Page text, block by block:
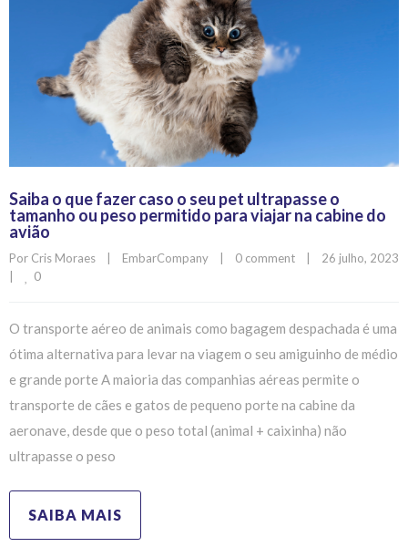
Saiba o que fazer caso o seu pet ultrapasse o
tamanho ou peso permitido para viajar na cabine do
avião
Por Cris Moraes | EmbarCompany | 0 comment |
|
0
O transporte aéreo de animais como bagagem despachada é uma
ótima alternativa para levar na viagem o seu amiguinho de médio
e grande porte A maioria das companhias aéreas permite o
transporte de cães e gatos de pequeno porte na cabine da
aeronave, desde que o peso total (animal + caixinha) não
ultrapasse o peso
SAIBA MAIS